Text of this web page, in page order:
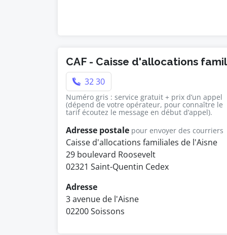
CAF - Caisse d'allocations
32 30
Numéro gris : service gratuit + prix d’un appel
(dépend de votre opérateur, pour connaître le
tarif écoutez le message en début d’appel).
Adresse postale pour envoyer des courriers
Caisse d'allocations familiales de l'Aisne
29 boulevard Roosevelt
02321 Saint-Quentin Cedex
Adresse
3 avenue de l'Aisne
02200 Soissons